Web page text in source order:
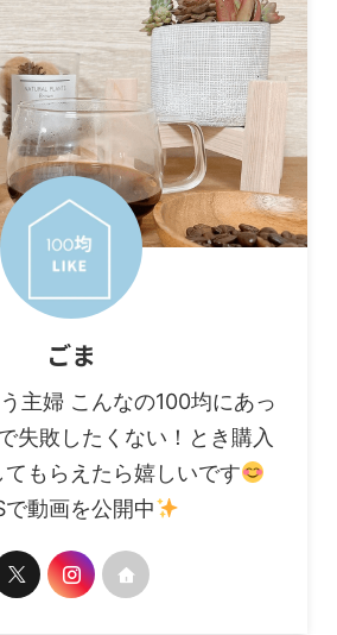
ごま
主婦 こんなの100均にあっ
失敗したくない！とき購入
もらえたら嬉しいです
で動画を公開中